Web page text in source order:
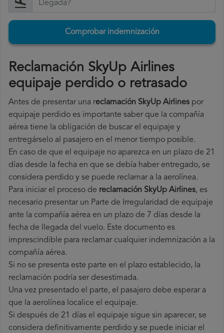
Comprobar indemnización
Reclamación SkyUp Airlines
equipaje perdido o retrasado
Antes de presentar una reclamación SkyUp Airlines por
equipaje perdido es importante saber que la compañía
aérea tiene la obligación de buscar el equipaje y
entregárselo al pasajero en el menor tiempo posible.
En caso de que el equipaje no aparezca en un plazo de 21
días desde la fecha en que se debía haber entregado, se
considera perdido y se puede reclamar a la aerolínea.
Para iniciar el proceso de reclamación SkyUp Airlines, es
necesario presentar un Parte de Irregularidad de equipaje
ante la compañía aérea en un plazo de 7 días desde la
fecha de llegada del vuelo. Este documento es
imprescindible para reclamar cualquier indemnización a la
compañía aérea.
Si no se presenta este parte en el plazo establecido, la
reclamación podría ser desestimada.
Una vez presentado el parte, el pasajero debe esperar a
que la aerolínea localice el equipaje.
Si después de 21 días el equipaje sigue sin aparecer, se
considera definitivamente perdido y se puede iniciar el